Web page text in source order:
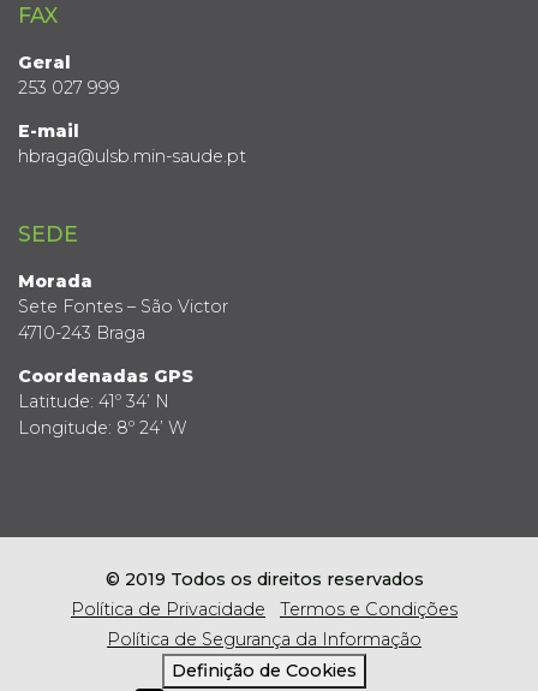
FAX
Geral
253 027 999
E-mail
hbraga@ulsb.min-saude.pt
SEDE
Morada
Sete Fontes – São Victor
4710-243 Braga
Coordenadas GPS
Latitude: 41º 34’ N
Longitude: 8º 24’ W
© 2019 Todos os direitos reservados
Política de Privacidade
Termos e Condições
Política de Segurança da Informação
Definição de Cookies